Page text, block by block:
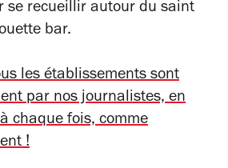
se recueillir autour du saint
bar.
les établissements sont
par nos journalistes, en
chaque fois, comme
!